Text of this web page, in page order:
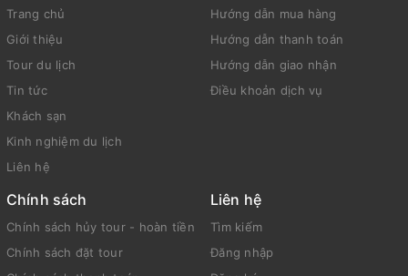
Trang chủ
Giới thiệu
Tour du lịch
Tin tức
Khách sạn
Kinh nghiệm du lịch
Liên hệ
Hướng dẫn mua hàng
Hướng dẫn thanh toán
Hướng dẫn giao nhận
Điều khoản dịch vụ
Chính sách
Chính sách hủy tour - hoàn tiền
Chính sách đặt tour
Liên hệ
Tìm kiếm
Đăng nhập